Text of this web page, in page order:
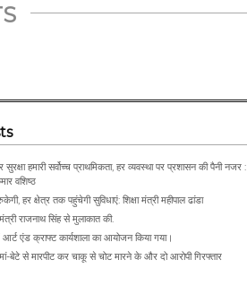
हमारी सर्वोच्च प्राथमिकता, हर व्यवस्था पर प्रशासन की पैनी नजर :
वशिष्ठ
हर क्षेत्र तक पहुंचेगी सुविधाएं: शिक्षा मंत्री महीपाल ढांडा
राजनाथ सिंह से मुलाकात की.
आर्ट एंड क्राफ्ट कार्यशाला का आयोजन किया गया।
बेटे से मारपीट कर चाकू से चोट मारने के और दो आरोपी गिरफ्तार